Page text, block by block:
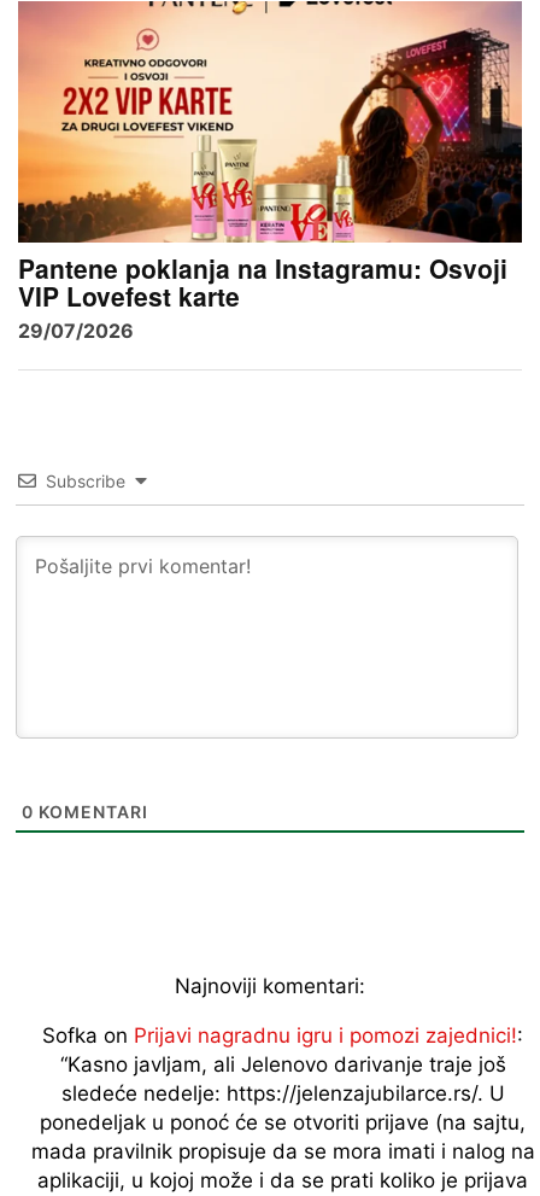
Pantene poklanja na Instagramu: Osvoji
VIP Lovefest karte
29/07/2026
Subscribe
0 KOMENTARI
Najnoviji komentari:
Sofka on Prijavi nagradnu igru i pomozi zajednici!:
“Kasno javljam, ali Jelenovo darivanje traje još
sledeće nedelje: https://jelenzajubilarce.rs/. U
ponedeljak u ponoć će se otvoriti prijave (na sajtu,
mada pravilnik propisuje da se mora imati i nalog na
aplikaciji, u kojoj može i da se prati koliko je prijava